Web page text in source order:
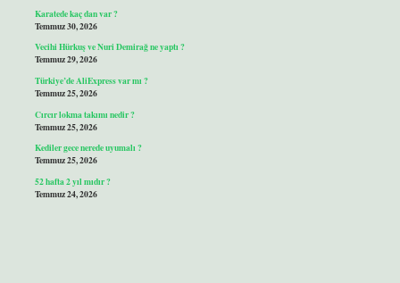
Karatede kaç dan var ?
Temmuz 30, 2026
Vecihi Hürkuş ve Nuri Demirağ ne yaptı ?
Temmuz 29, 2026
Türkiye’de AliExpress var mı ?
Temmuz 25, 2026
Cırcır lokma takımı nedir ?
Temmuz 25, 2026
Kediler gece nerede uyumalı ?
Temmuz 25, 2026
52 hafta 2 yıl mıdır ?
Temmuz 24, 2026